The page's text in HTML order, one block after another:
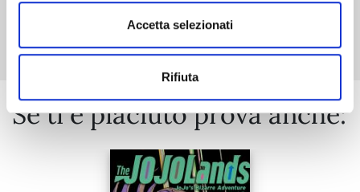
Accetta selezionati
Rifiuta
Se ti è piaciuto prova anche: